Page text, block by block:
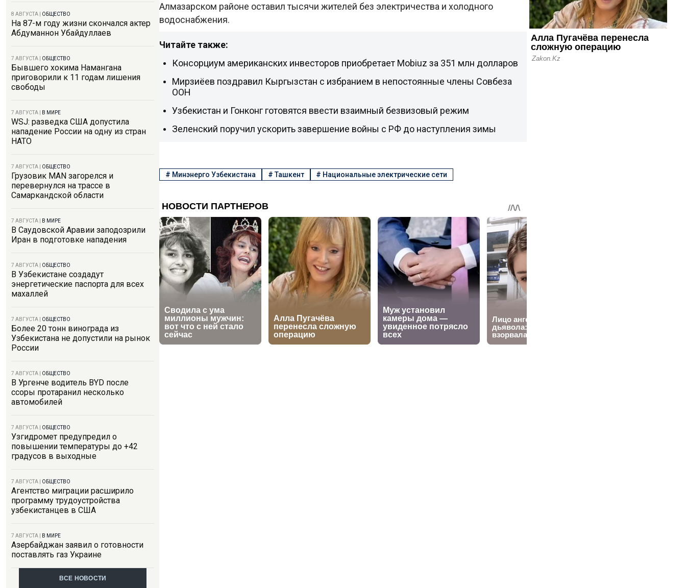
8 АВГУСТА ОБЩЕСТВО
На 87-м году жизни скончался актер
Абдуманнон Убайдуллаев
7 АВГУСТА ОБЩЕСТВО
Бывшего хокима Намангана
приговорили к 11 годам лишения
свободы
7 АВГУСТА В МИРЕ
WSJ: разведка США допустила
нападение России на одну из стран
НАТО
7 АВГУСТА ОБЩЕСТВО
Грузовик MAN загорелся и
перевернулся на трассе в
Самаркандской области
7 АВГУСТА В МИРЕ
В Саудовской Аравии заподозрили
Иран в подготовке нападения
7 АВГУСТА ОБЩЕСТВО
В Узбекистане создадут
энергетические паспорта для всех
махаллей
7 АВГУСТА ОБЩЕСТВО
Более 20 тонн винограда из
Узбекистана не допустили на рынок
России
7 АВГУСТА ОБЩЕСТВО
В Ургенче водитель BYD после
ссоры протаранил несколько
автомобилей
7 АВГУСТА ОБЩЕСТВО
Узгидромет предупредил о
повышении температуры до +42
градусов в выходные
7 АВГУСТА ОБЩЕСТВО
Агентство миграции расширило
программу трудоустройства
узбекистанцев в США
7 АВГУСТА В МИРЕ
Азербайджан заявил о готовности
поставлять газ Украине
ВСЕ НОВОСТИ
Алмазарском районе оставил тысячи жителей без электричества и холодного
водоснабжения.
Читайте также:
Консорциум американских инвесторов приобретает Mobiuz за 351 млн долларов
Мирзиёев поздравил Кыргызстан с избранием в непостоянные члены Совбеза
ООН
Узбекистан и Гонконг готовятся ввести взаимный безвизовый режим
Зеленский поручил ускорить завершение войны с РФ до наступления зимы
# Минэнерго Узбекистана #Ташкент # Национальные электрические сети